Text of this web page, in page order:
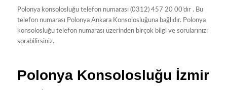
Polonya konsolosluğu telefon numarası (0312) 457 20 00’dır . Bu
telefon numarası Polonya Ankara Konsolosluğuna bağlıdır. Polonya
konsolosluğu telefon numarası üzerinden birçok bilgi ve sorularınızı
sorabilirsiniz.
Polonya Konsolosluğu İzmir